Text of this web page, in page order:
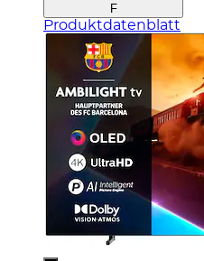
F
Produktdatenblatt